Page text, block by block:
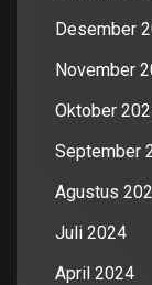
Desember
November
Oktober
September
Agustus
Juli 2024
April 2024